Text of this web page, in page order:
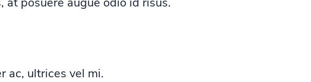
ac, ultrices vel mi.